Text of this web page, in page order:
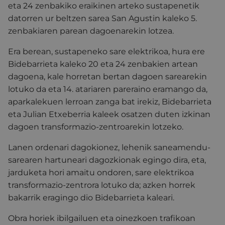
eta 24 zenbakiko eraikinen arteko sustapenetik
datorren ur beltzen sarea San Agustin kaleko 5.
zenbakiaren parean dagoenarekin lotzea.
Era berean, sustapeneko sare elektrikoa, hura ere
Bidebarrieta kaleko 20 eta 24 zenbakien artean
dagoena, kale horretan bertan dagoen sarearekin
lotuko da eta 14. atariaren pareraino eramango da,
aparkalekuen lerroan zanga bat irekiz, Bidebarrieta
eta Julian Etxeberria kaleek osatzen duten izkinan
dagoen transformazio-zentroarekin lotzeko.
Lanen ordenari dagokionez, lehenik saneamendu-
sarearen hartuneari dagozkionak egingo dira, eta,
jarduketa hori amaitu ondoren, sare elektrikoa
transformazio-zentrora lotuko da; azken horrek
bakarrik eragingo dio Bidebarrieta kaleari.
Obra horiek ibilgailuen eta oinezkoen trafikoan